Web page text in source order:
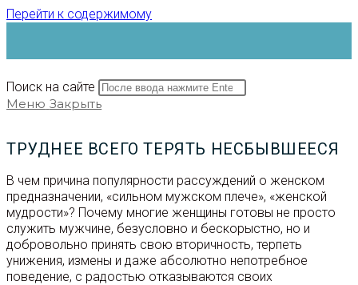
Перейти к содержимому
Поиск на сайте
Меню Закрыть
ТРУДНЕЕ ВСЕГО ТЕРЯТЬ НЕСБЫВШЕЕСЯ
В чем причина популярности рассуждений о женском
предназначении, «сильном мужском плече», «женской
мудрости»? Почему многие женщины готовы не просто
служить мужчине, безусловно и бескорыстно, но и
добровольно принять свою вторичность, терпеть
унижения, измены и даже абсолютно непотребное
поведение, с радостью отказываются своих